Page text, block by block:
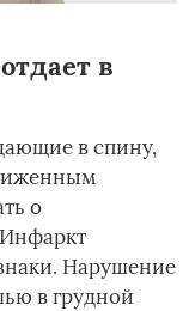
в
в спину,
о
Нарушение
в грудной